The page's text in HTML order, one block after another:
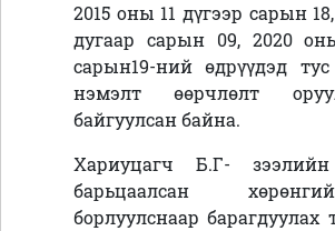
2015 оны 11 дүгээр сарын
дугаар сарын 09, 2020
сарын19-ний өдрүүдэд
нэмэлт өөрчлөлт
байгуулсан байна.
Хариуцагч Б.Г- зээлийн
барьцаалсан
борлуулснаар барагдуулах